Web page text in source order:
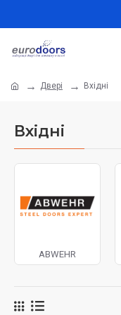
Двері Вхідні
Вхідні
ABWEHR